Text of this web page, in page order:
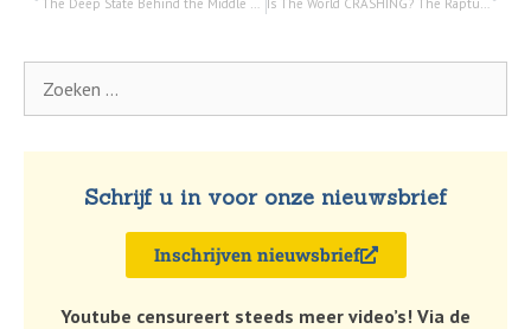
Schrijf u in voor onze nieuwsbrief
Inschrijven nieuwsbrief
Youtube censureert steeds meer video’s! Via de